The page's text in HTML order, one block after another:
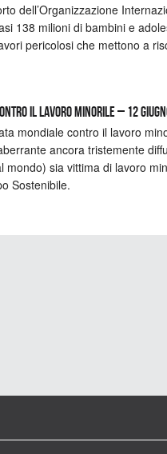
dell’Organizzazione
138 milioni di bambini e
pericolosi che mettono a
il lavoro minorile – 12
mondiale contro il lavoro
ancora tristemente
mondo) sia vittima di lavoro
Sostenibile.